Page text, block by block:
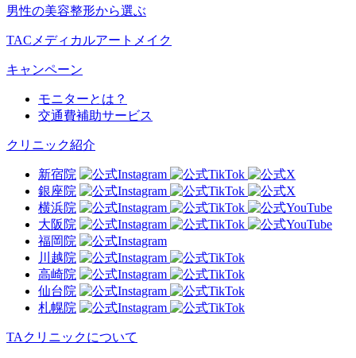
男性の美容整形から選ぶ
TACメディカルアートメイク
キャンペーン
モニターとは？
交通費補助サービス
クリニック紹介
新宿院
銀座院
横浜院
大阪院
福岡院
川越院
高崎院
仙台院
札幌院
TAクリニックについて